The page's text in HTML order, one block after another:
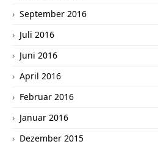
September 2016
Juli 2016
Juni 2016
April 2016
Februar 2016
Januar 2016
Dezember 2015